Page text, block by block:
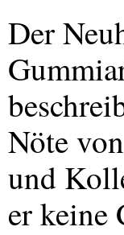
Der
Nöte
und
er keine